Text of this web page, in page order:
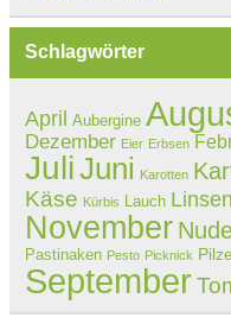
Schlagwörter
April Aubergine
Dezember Eier Erbsen
JuliJuni Karotten
Käse Kürbis Lauch Linsen
November
Pastinaken Pesto Picknick Pilze
September